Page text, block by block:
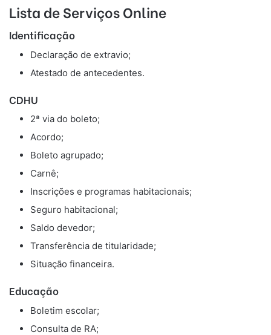
Lista de Serviços Online
Identificação
Declaração de extravio;
Atestado de antecedentes.
CDHU
2ª via do boleto;
Acordo;
Boleto agrupado;
Carnê;
Inscrições e programas habitacionais;
Seguro habitacional;
Saldo devedor;
Transferência de titularidade;
Situação financeira.
Educação
Boletim escolar;
Consulta de RA;